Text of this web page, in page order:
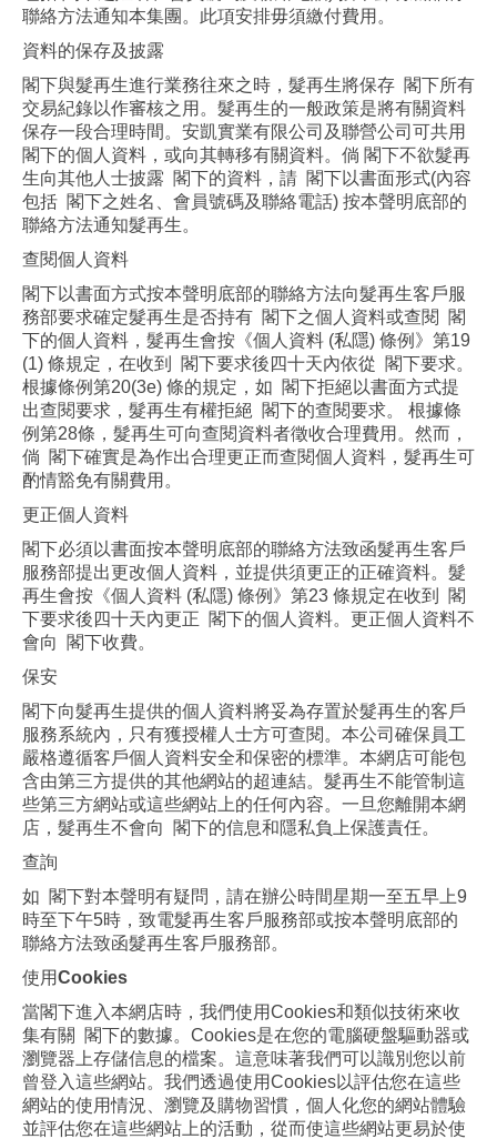
聯絡方法通知本集團。此項安排毋須繳付費用。
資料的保存及披露
閣下與髮再生進行業務往來之時，髮再生將保存 閣下所有
交易紀錄以作審核之用。髮再生的一般政策是將有關資料
保存一段合理時間。安凱實業有限公司及聯營公司可共用
閣下的個人資料，或向其轉移有關資料。倘 閣下不欲髮再
生向其他人士披露 閣下的資料，請 閣下以書面形式(內容
包括 閣下之姓名、會員號碼及聯絡電話) 按本聲明底部的
聯絡方法通知髮再生。
查閱個人資料
閣下以書面方式按本聲明底部的聯絡方法向髮再生客戶服
務部要求確定髮再生是否持有 閣下之個人資料或查閱 閣
下的個人資料，髮再生會按《個人資料 (私隱) 條例》第19
(1) 條規定，在收到 閣下要求後四十天內依從 閣下要求。
根據條例第20(3e) 條的規定，如 閣下拒絕以書面方式提
出查閱要求，髮再生有權拒絕 閣下的查閱要求。 根據條
例第28條，髮再生可向查閱資料者徵收合理費用。然而，
倘 閣下確實是為作出合理更正而查閱個人資料，髮再生可
酌情豁免有關費用。
更正個人資料
閣下必須以書面按本聲明底部的聯絡方法致函髮再生客戶
服務部提出更改個人資料，並提供須更正的正確資料。髮
再生會按《個人資料 (私隱) 條例》第23 條規定在收到 閣
下要求後四十天內更正 閣下的個人資料。更正個人資料不
會向 閣下收費。
保安
閣下向髮再生提供的個人資料將妥為存置於髮再生的客戶
服務系統內，只有獲授權人士方可查閱。本公司確保員工
嚴格遵循客戶個人資料安全和保密的標準。本網店可能包
含由第三方提供的其他網站的超連結。髮再生不能管制這
些第三方網站或這些網站上的任何內容。一旦您離開本網
店，髮再生不會向 閣下的信息和隱私負上保護責任。
查詢
如 閣下對本聲明有疑問，請在辦公時間星期一至五早上9
時至下午5時，致電髮再生客戶服務部或按本聲明底部的
聯絡方法致函髮再生客戶服務部。
使用Cookies
當閣下進入本網店時，我們使用Cookies和類似技術來收
集有關 閣下的數據。Cookies是在您的電腦硬盤驅動器或
瀏覽器上存儲信息的檔案。這意味著我們可以識別您以前
曾登入這些網站。我們透過使用Cookies以評估您在這些
網站的使用情況、瀏覽及購物習慣，個人化您的網站體驗
並評估您在這些網站上的活動，從而使這些網站更易於使